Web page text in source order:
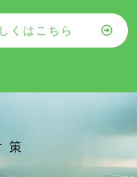
くはこちら
策